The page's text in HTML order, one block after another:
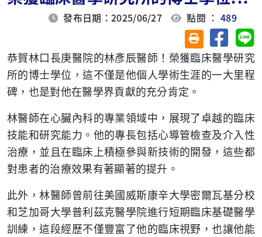
發布日期：2025/06/27 點閱 ：489
友善列印(另開視
分享至
恭賀林口長庚醫院的林彥辰醫師！榮獲臨床醫學研究
所的博士學位，這不僅是他個人學術生涯的一大里程
碑，也是對他在醫學界貢獻的充分肯定。
林醫師在心臟內科的專業領域中，展現了卓越的臨床
技能和研究能力。他的專長包括心導管檢查及介入性
治療，並且在臨床上積極參與新技術的開發，這些都
對患者的治療效果有著顯著的提升。
此外，林醫師曾前往美國威斯康辛大學密爾瓦基分校
和芝加哥大學普利茲克醫學院進行短期臨床基礎醫學
訓練，這段經歷不僅豐富了他的臨床視野，也讓他能